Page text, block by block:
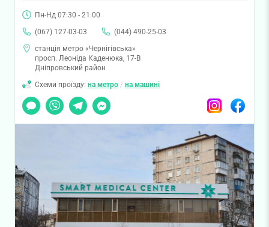
Пн-Нд 07:30 - 21:00
(067) 127-03-03
(044) 490-25-03
станція метро «Чернігівська»
просп. Леоніда Каденюка, 17-В
Дніпровський район
Схеми проїзду: на метро / на машині
Чат
Viber TelegramMessenger InstagramFacebook